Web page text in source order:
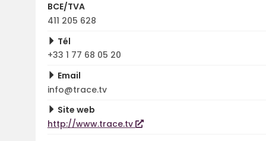
BCE/TVA
411 205 628
Tél
+33 1 77 68 05 20
Email
info@trace.tv
Site web
http://www.trace.tv